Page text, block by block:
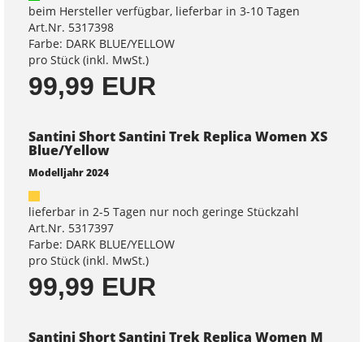
beim Hersteller verfügbar, lieferbar in 3-10 Tagen
Art.Nr. 5317398
Farbe: DARK BLUE/YELLOW
pro Stück (inkl. MwSt.)
99,99 EUR
Santini Short Santini Trek Replica Women XS
Blue/Yellow
Modelljahr 2024
lieferbar in 2-5 Tagen nur noch geringe Stückzahl
Art.Nr. 5317397
Farbe: DARK BLUE/YELLOW
pro Stück (inkl. MwSt.)
99,99 EUR
Santini Short Santini Trek Replica Women M